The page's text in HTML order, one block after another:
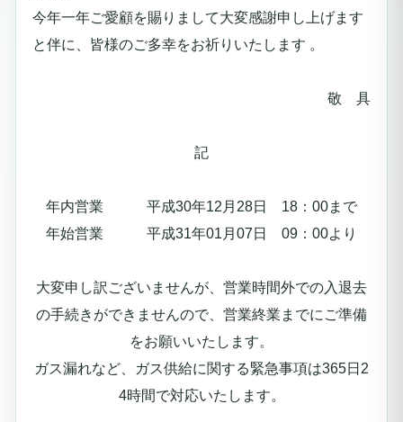
今年一年ご愛顧を賜りまして大変感謝申し上げます
と伴に、皆様のご多幸をお祈りいたします 。
敬 具
記
年内営業 平成30年12月28日 18：00まで
年始営業 平成31年01月07日 09：00より
大変申し訳ございませんが、営業時間外での入退去
の手続きができませんので、営業終業までにご準備
をお願いいたします。
ガス漏れなど、ガス供給に関する緊急事項は365日2
4時間で対応いたします。